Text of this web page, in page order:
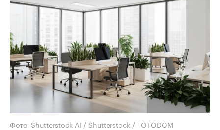
Фото: Shutterstock AI / Shutterstock / FOTODOM